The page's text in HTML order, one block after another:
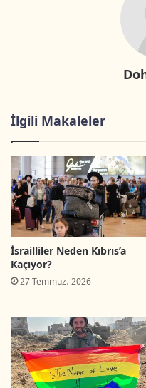
El-Halil’de, Câbir
işgal altındaki
Filistinli baba
İlgili Makaleler
İsrailliler Neden Kıbrıs’a
Kaçıyor?
27 Temmuz، 2026